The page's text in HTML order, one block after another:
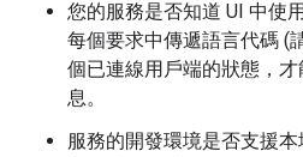
您的服務是否知道 UI 中使
每個要求中傳遞語言代碼 (
個已連線用戶端的狀態，
息。
服務的開發環境是否支援